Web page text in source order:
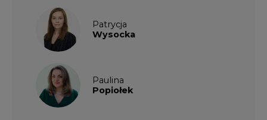
Patrycja
Wysocka
Paulina
Popiołek